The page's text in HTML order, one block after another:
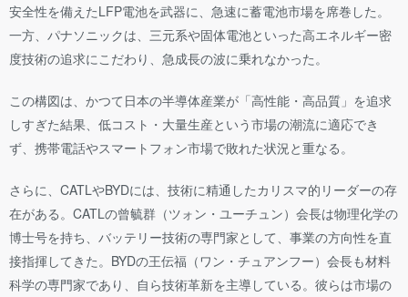
安全性を備えたLFP電池を武器に、急速に蓄電池市場を席巻した。
一方、パナソニックは、三元系や固体電池といった高エネルギー密
度技術の追求にこだわり、急成長の波に乗れなかった。
この構図は、かつて日本の半導体産業が「高性能・高品質」を追求
しすぎた結果、低コスト・大量生産という市場の潮流に適応でき
ず、携帯電話やスマートフォン市場で敗れた状況と重なる。
さらに、CATLやBYDには、技術に精通したカリスマ的リーダーの存
在がある。CATLの曾毓群（ツォン・ユーチュン）会長は物理化学の
博士号を持ち、バッテリー技術の専門家として、事業の方向性を直
接指揮してきた。BYDの王伝福（ワン・チュアンフー）会長も材料
科学の専門家であり、自ら技術革新を主導している。彼らは市場の